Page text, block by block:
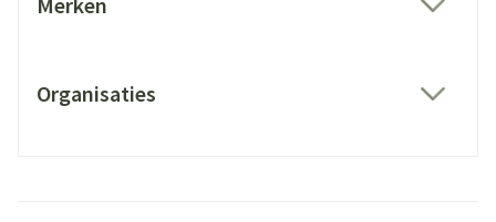
Organisaties